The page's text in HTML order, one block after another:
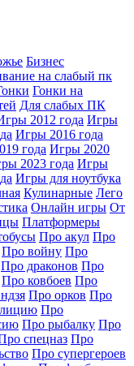
Бизнес
на слабый пк
Гонки на
Для слабых ПК
2012 года Игры
Игры 2016 года
года Игры 2020
2023 года Игры
Игры для ноутбука
Кулинарные Лего
Онлайн игры От
Платформеры
Про акул Про
Про войну Про
Про драконов Про
Про ковбоев Про
Про орков Про
Про
Про рыбалку Про
спецназ Про
Про супергероев